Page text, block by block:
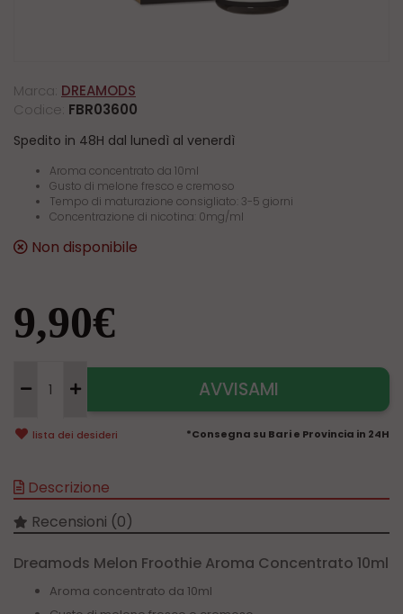
Marca: DREAMODS
Codice: FBR03600
Spedito in 48H dal lunedì al venerdì
Aroma concentrato da 10ml
Gusto di melone fresco e cremoso
Tempo di maturazione consigliato: 3-5 giorni
Concentrazione di nicotina: 0mg/ml
Non disponibile
9,90€
AVVISAMI
lista dei desideri *Consegna su Bari e Provincia in 24H
Descrizione
Recensioni (0)
Dreamods Melon Froothie Aroma Concentrato 10ml
Aroma concentrato da 10ml